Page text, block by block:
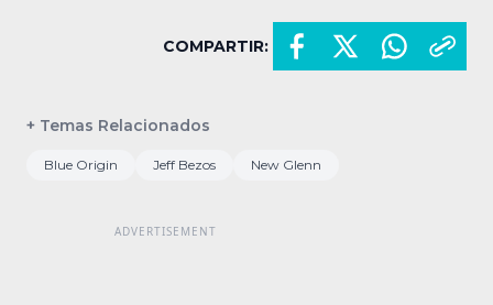
COMPARTIR:
+ Temas Relacionados
Blue Origin Jeff Bezos New Glenn